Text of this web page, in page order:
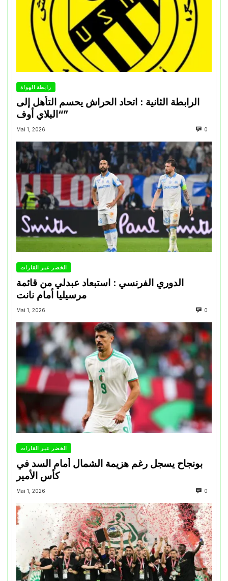
رابطة الهواة
الرابطة الثانية : اتحاد الحراش يحسم التأهل إلى
“البلاي أوف”
Mai 1, 2026 0
الخضر عبر القارات
الدوري الفرنسي : استبعاد عبدلي من قائمة
مرسيليا أمام نانت
Mai 1, 2026 0
الخضر عبر القارات
بونجاح يسجل رغم هزيمة الشمال أمام السد في
كأس الأمير
Mai 1, 2026 0